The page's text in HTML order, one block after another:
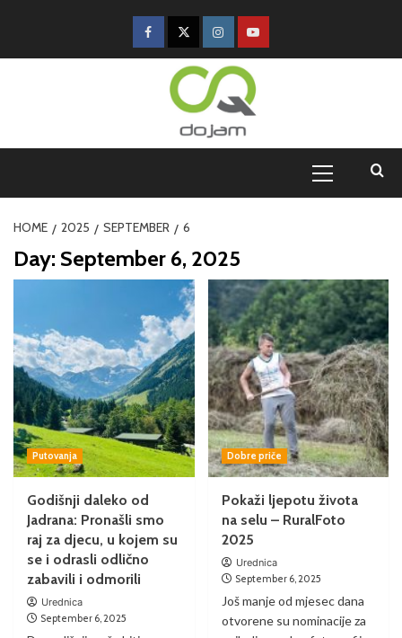
HOME 2025 SEPTEMBER 6
Day: September 6, 2025
Putovanja
Godišnji daleko od
Jadrana: Pronašli smo
raj za djecu, u kojem su
se i odrasli odlično
zabavili i odmorili
Urednica
September 6, 2025
Dobre priče
Pokaži ljepotu života
na selu – RuralFoto
2025
Urednica
September 6, 2025
Još manje od mjesec dana
otvorene su nominacije za